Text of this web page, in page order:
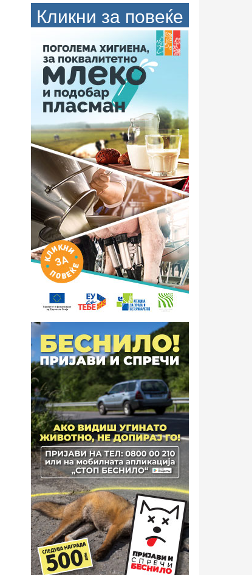
Кликни за повеќе